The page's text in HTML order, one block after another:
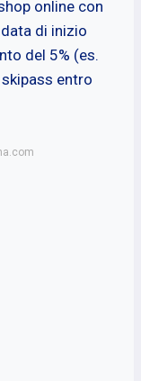
online con
di inizio
del 5% (es.
entro